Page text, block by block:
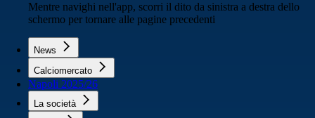
Mentre navighi nell'app, scorri il dito da sinistra a destra dello
schermo per tornare alle pagine precedenti
News
Calciomercato
Napoli 2025/26
La società